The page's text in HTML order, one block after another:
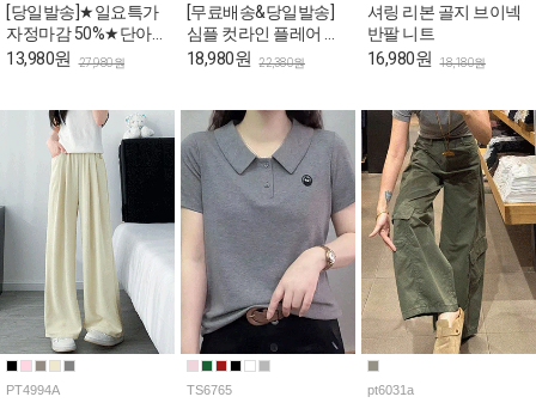
[당일발송]★일요특가
자정마감 50%★단아한
퍼플 리본랩 퍼프 블라
13,980원 27,980원
[무료배송&당일발송]
심플 컷라인 플레어 반
팔 블라우스
18,980원 22,380원
셔링 리본 골지 브이넥
반팔 니트
16,980원 18,180원
PT4994A TS6765 pt6031a